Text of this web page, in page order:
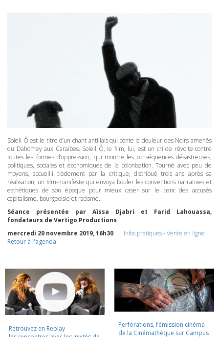
Soleil Ô est le titre d’un chant antillais qui conte la douleur des Noirs amenés
du Dahomey aux Caraïbes. Soleil Ô, le film, lui, est un cri de révolte contre
toutes les formes d’oppression, qui montre les conséquences désastreuses,
politiques, sociales et économiques de la colonisation. Tourné avec peu de
moyens, accueilli tièdement par la critique, distribué trois ans après sa
réalisation, un film-manifeste qui envoya bouler les conventions narratives et
esthétiques de son époque pour mieux caser sur le banc des accusés
capitalisme, bourgeoisie et racisme.
Séance présentée par Aïssa Djabri et Farid Lahouassa,
fondateurs de Vertigo Productions
mercredi 20 novembre 2019, 16h30
Infos pratiques-Vente en ligne
Retour à l'agenda
Retrouvez en Replay
Perforations, l’émission cinéma
de la Cinémathèque sur Campus